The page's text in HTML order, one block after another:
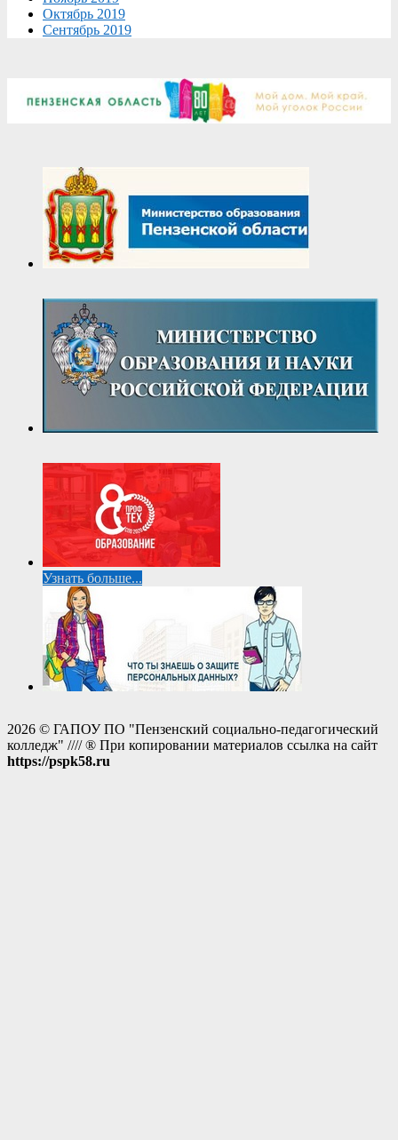
Октябрь 2019
Сентябрь 2019
Узнать больше...
2026 © ГАПОУ ПО "Пензенский социально-педагогический
колледж" //// ® При копировании материалов ссылка на сайт
https://pspk58.ru